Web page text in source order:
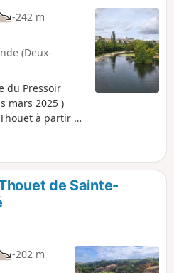
-242 m
(Deux-
du Pressoir
mars 2025 )
à partir de
la rive gauche
Thouars, le
rive
La
vues sur la
sa diversité
de Sainte-
-202 m